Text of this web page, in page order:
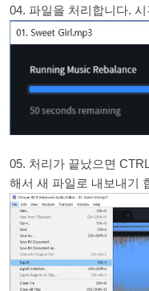
04. 파일을 처리합니다.
05. 처리가 끝났으면
해서 새 파일로 내보내기